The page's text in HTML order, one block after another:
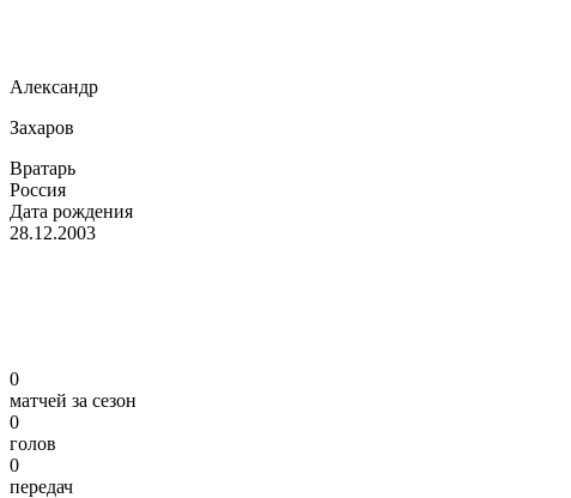
Александр
Захаров
Вратарь
Россия
Дата рождения
28.12.2003
0
матчей за сезон
0
голов
0
передач